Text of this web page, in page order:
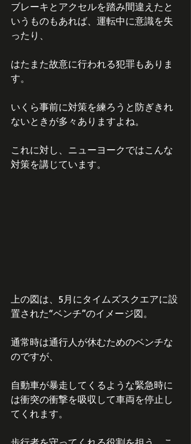
ブレーキとアクセルを踏み間違えたと
いうものもあれば、運転中に意識を失
ったり、
はたまた故意に行われる犯罪もありま
す。
いくら事前に対策を練ろうと防ぎきれ
ないときが多々ありますよね。
これに対し、ニューヨークではこんな
対策を講じています。
上の図は、5月にタイムズスクエアに設
置された“ベンチ”のイメージ図。
通常時は通行人が休むためのベンチな
のですが、
自動車が暴走してくるような緊急時に
は衝突の衝撃を吸収して車両を停止し
てくれます。